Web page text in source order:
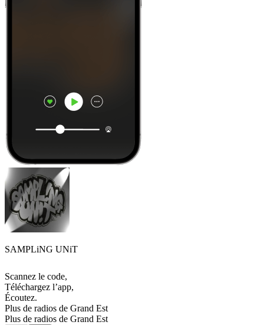
SAMPLiNG UNiT
Scannez le code,
Téléchargez l’app,
Écoutez.
Plus de radios de Grand Est
Plus de radios de Grand Est